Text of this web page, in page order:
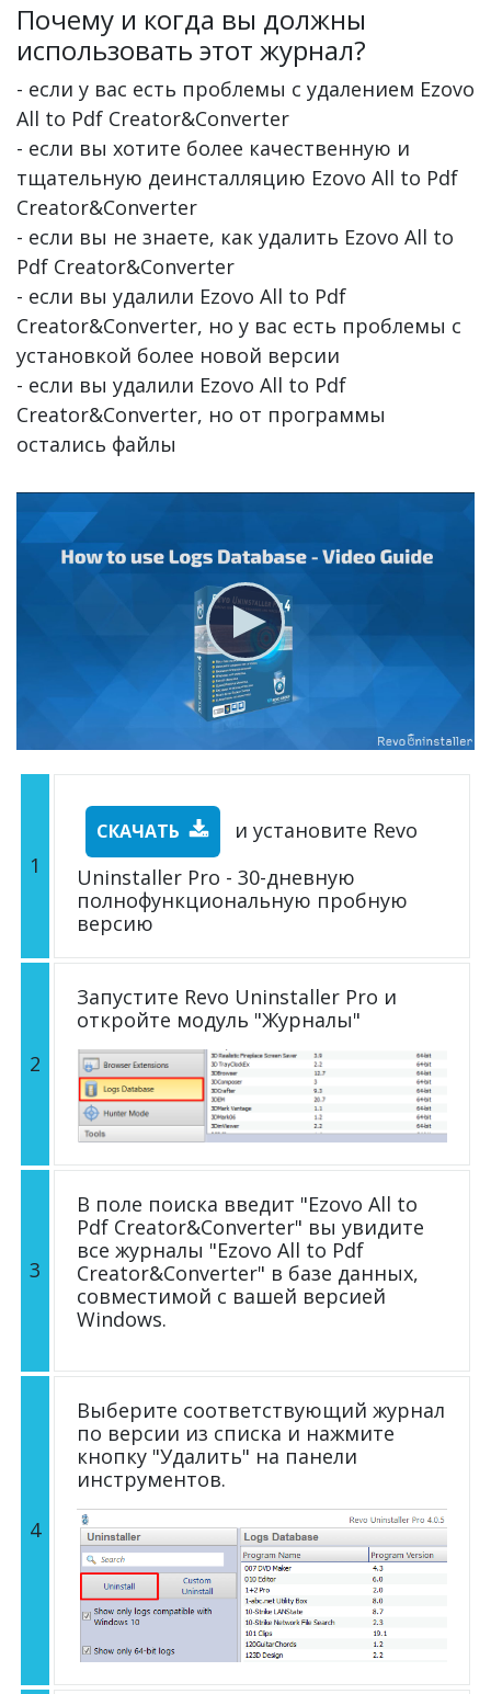
Почему и когда вы должны
использовать этот журнал?
- если у вас есть проблемы с удалением Ezovo
All to Pdf Creator&Converter
- если вы хотите более качественную и
тщательную деинсталляцию Ezovo All to Pdf
Creator&Converter
- если вы не знаете, как удалить Ezovo All to
Pdf Creator&Converter
- если вы удалили Ezovo All to Pdf
Creator&Converter, но у вас есть проблемы с
установкой более новой версии
- если вы удалили Ezovo All to Pdf
Creator&Converter, но от программы
остались файлы
1
СКАЧАТЬ
и установите Revo
Uninstaller Pro - 30-дневную
полнофункциональную пробную
версию
2
Запустите Revo Uninstaller Pro и
откройте модуль "Журналы"
3
В поле поиска введит "Ezovo All to
Pdf Creator&Converter" вы увидите
все журналы "Ezovo All to Pdf
Creator&Converter" в базе данных,
совместимой с вашей версией
Windows.
4
Выберите соответствующий журнал
по версии из списка и нажмите
кнопку "Удалить" на панели
инструментов.